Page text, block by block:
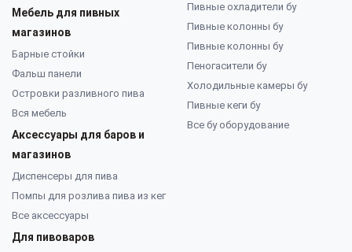
Мебель для пивных
магазинов
Барные стойки
Фальш панели
Островки разливного пива
Вся мебель
Аксессуары для баров и
магазинов
Диспенсеры для пива
Помпы для розлива пива из кег
Все аксессуары
Для пивоваров
Пивные охладители бу
Пивные колонны бу
Пивные колонны бу
Пеногасители бу
Холодильные камеры бу
Пивные кеги бу
Все бу оборудование